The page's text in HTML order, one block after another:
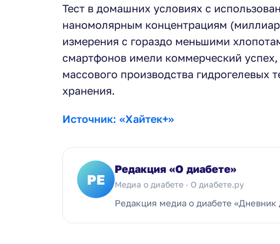
Тест в домашних условиях с
наномолярным концентрациям
измерения с гораздо меньшими
смартфонов имели коммерческий
массового производства гидрогелевых
хранения.
Источник: «Хайтек+»
РЕ
Редакция «О диабете»
Медиа о диабете · О диабете.ру
Редакция медиа о диабете «Дневник